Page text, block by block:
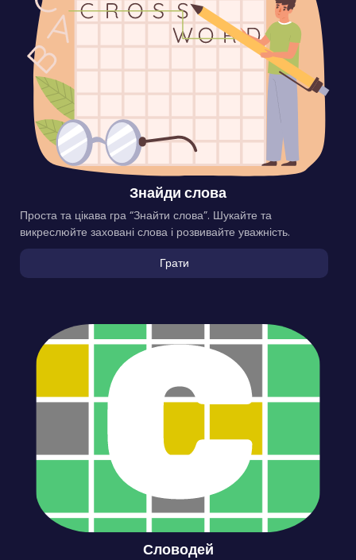
Знайди слова
Проста та цікава гра “Знайти слова”. Шукайте та
викреслюйте заховані слова і розвивайте уважність.
Грати
Словодей